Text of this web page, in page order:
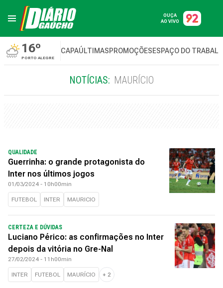
OUÇA
AO VIVO
16º
PORTO ALEGRE
CAPAÚLTIMASPROMOÇÕESESPAÇO DO
NOTÍCIAS: MAURÍCIO
QUALIDADE
Guerrinha: o grande protagonista do
Inter nos últimos jogos
01/03/2024 - 10h00min
FUTEBOL INTER MAURICIO
CERTEZA E DÚVIDAS
Luciano Périco: as confirmações no Inter
depois da vitória no Gre-Nal
27/02/2024 - 11h00min
INTER FUTEBOL MAURÍCIO + 2